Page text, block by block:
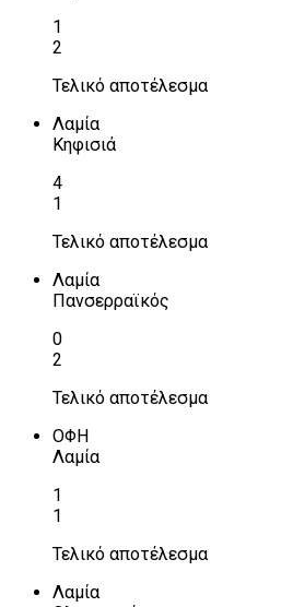
1
2
Τελικό αποτέλεσμα
Λαμία
Κηφισιά
4
1
Τελικό αποτέλεσμα
Λαμία
Πανσερραϊκός
0
2
Τελικό αποτέλεσμα
ΟΦΗ
Λαμία
1
1
Τελικό αποτέλεσμα
Λαμία